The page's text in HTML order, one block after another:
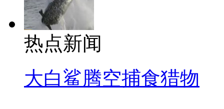
热点新闻
大白鲨腾空捕食猎物